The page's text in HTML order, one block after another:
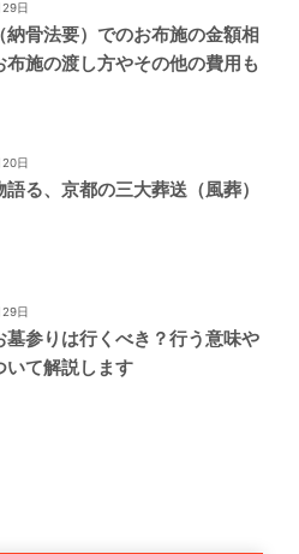
日
納骨法要）でのお布施の金額相
布施の渡し方やその他の費用も
日
る、京都の三大葬送（風葬）
日
墓参りは行くべき？行う意味や
いて解説します